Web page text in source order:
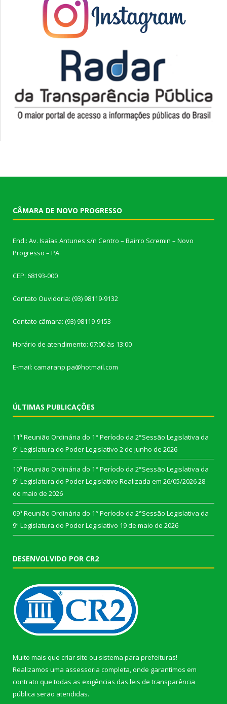
CÂMARA DE NOVO PROGRESSO
End.: Av. Isaías Antunes s/n Centro – Bairro Scremin – Novo
Progresso – PA
CEP: 68193-000
Contato Ouvidoria: (93) 98119-9132
Contato câmara: (93) 98119-9153
Horário de atendimento: 07:00 às 13:00
E-mail: camaranp.pa@hotmail.com
ÚLTIMAS PUBLICAÇÕES
11ª Reunião Ordinária do 1° Período da 2°Sessão Legislativa da
9ª Legislatura do Poder Legislativo 2 de junho de 2026
10ª Reunião Ordinária do 1° Período da 2°Sessão Legislativa da
9ª Legislatura do Poder Legislativo Realizada em 26/05/202628
de maio de 2026
09ª Reunião Ordinária do 1° Período da 2°Sessão Legislativa da
9ª Legislatura do Poder Legislativo 19 de maio de 2026
DESENVOLVIDO POR CR2
Muito mais que criar site ou sistema para prefeituras!
Realizamos uma assessoria completa, onde garantimos em
contrato que todas as exigências das leis de transparência
pública serão atendidas.